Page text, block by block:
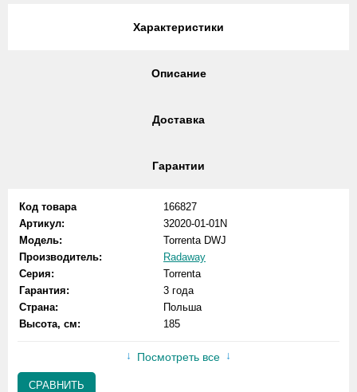
Характеристики
Описание
Доставка
Гарантии
Код товара
166827
Артикул:
32020-01-01N
Модель:
Torrenta DWJ
Производитель:
Radaway
Серия:
Torrenta
Гарантия:
3 года
Страна:
Польша
Высота, см:
185
Посмотреть все
СРАВНИТЬ